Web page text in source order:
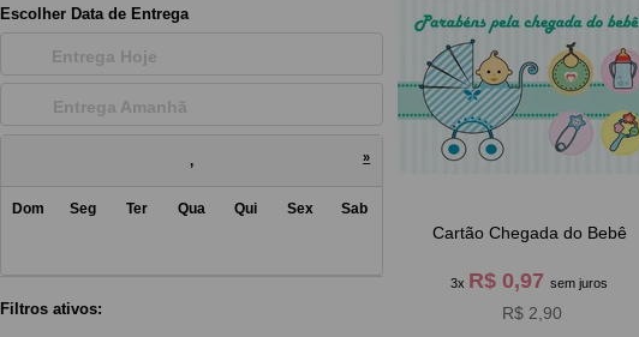
Escolher Data de Entrega
Entrega Hoje
Entrega Amanh
, »
Dom Seg Ter Qua Qui Sex Sab
Filtros ativos:
Cartão Chegada do Bebê
3x R$ 0,97sem juros
R$ 2,90